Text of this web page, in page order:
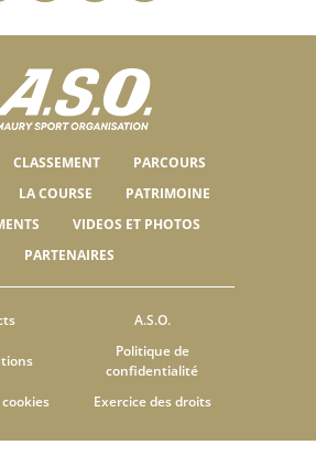
CLASSEMENT
PARCOURS
LA COURSE
PATRIMOINE
VIDEOS ET PHOTOS
PARTENAIRES
A.S.O.
Politique de
confidentialité
Exercice des droits